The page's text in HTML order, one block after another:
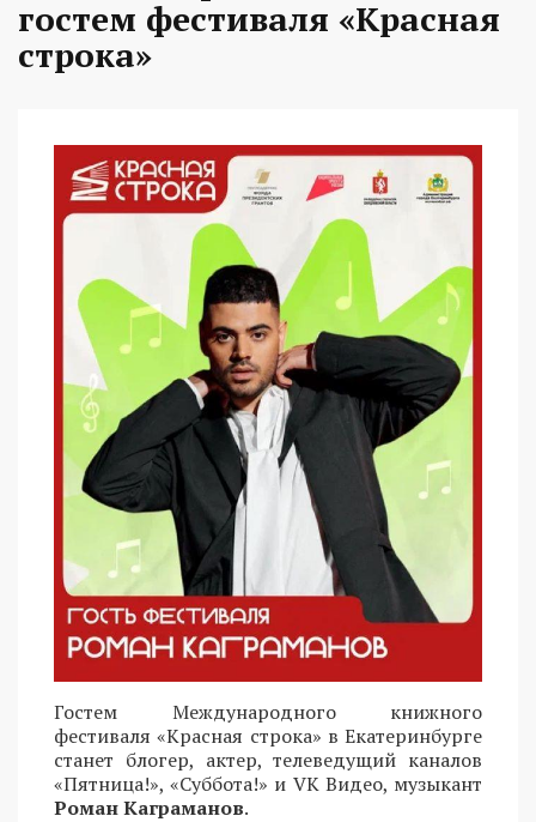
гостем фестиваля «Красная
строка»
Гостем Международного книжного
фестиваля «Красная строка» в Екатеринбурге
станет блогер, актер, телеведущий каналов
«Пятница!», «Суббота!» и VK Видео, музыкант
Роман Каграманов.